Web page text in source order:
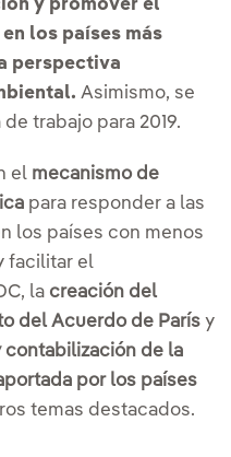
y promover el
los países más
perspectiva
Asimismo, se
trabajo para 2019.
el mecanismo de
para responder a las
los países con menos
facilitar el
la creación del
del Acuerdo de París y
de la
por los países
temas destacados.